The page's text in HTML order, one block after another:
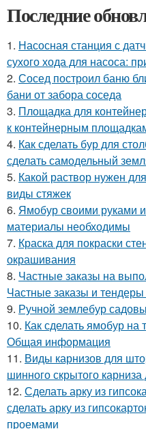
Последние
1. Насосная станция с
сухого хода для насоса:
2. Сосед построил баню
бани от забора соседа
3. Площадка для
к контейнерным
4. Как сделать бур для
сделать самодельный
5. Какой раствор нужен
виды стяжек
6. Ямобур своими руками
материалы необходимы
7. Краска для покраски
окрашивания
8. Частные заказы на
Частные заказы и
9. Ручной землебур
10. Как сделать ямобур на
Общая информация
11. Виды карнизов для
шинного скрытого
12. Сделать арку из
сделать арку из
проемами